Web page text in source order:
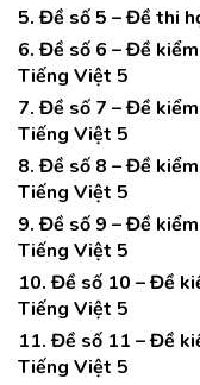
5. Đề số 5 – Đề thi
6. Đề số 6 – Đề
Tiếng Việt 5
7. Đề số 7 – Đề
Tiếng Việt 5
8. Đề số 8 – Đề
Tiếng Việt 5
9. Đề số 9 – Đề
Tiếng Việt 5
10. Đề số 10 – Đề
Tiếng Việt 5
11. Đề số 11 – Đề
Tiếng Việt 5